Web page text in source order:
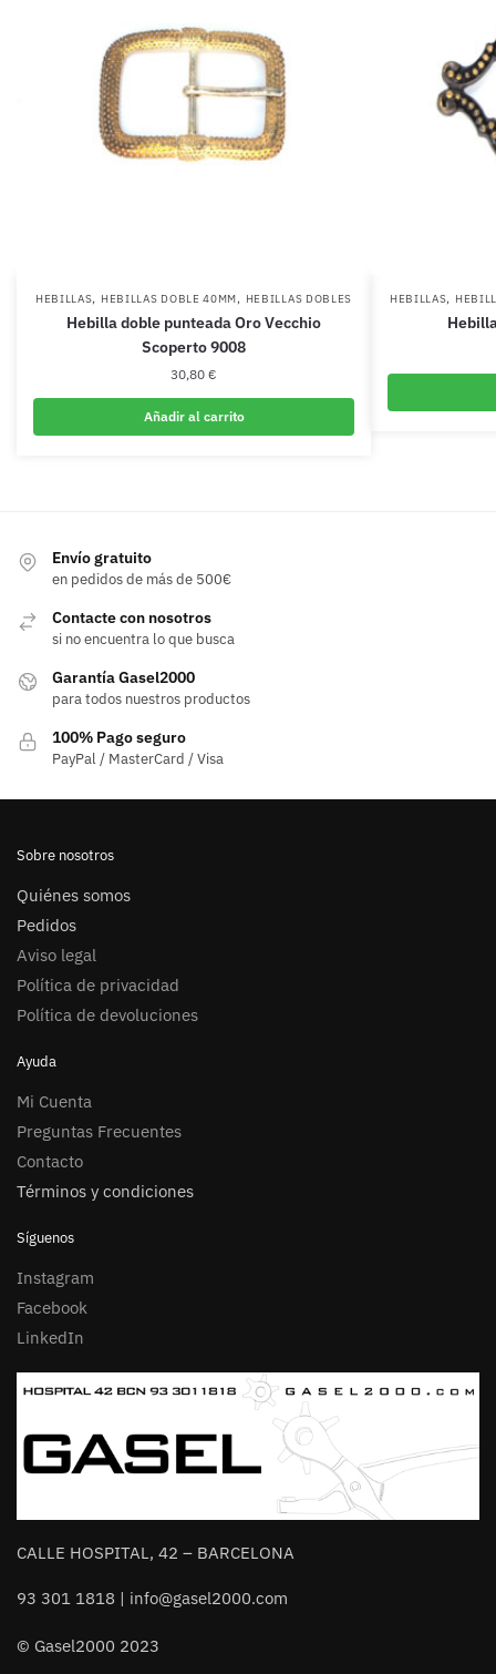
HEBILLAS, HEBILLAS DOBLE 40MM, HEBILLAS DOBLES
Hebilla doble punteada Oro Vecchio
Scoperto 9008
30,80 €
Añadir al carrito
HEBILLAS,
Envío gratuito
en pedidos de más de 500€
Contacte con nosotros
si no encuentra lo que busca
Garantía Gasel2000
para todos nuestros productos
100% Pago seguro
PayPal / MasterCard / Visa
Sobre nosotros
Quiénes somos
Pedidos
Aviso legal
Política de privacidad
Política de devoluciones
Ayuda
Mi Cuenta
Preguntas Frecuentes
Contacto
Términos y condiciones
Síguenos
Instagram
Facebook
LinkedIn
CALLE HOSPITAL, 42 – BARCELONA
93 301 1818 | info@gasel2000.com
© Gasel2000 2023